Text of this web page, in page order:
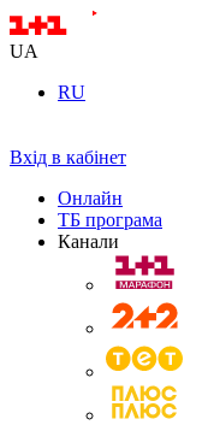
UA
RU
Вхід в кабінет
Онлайн
ТБ програма
Канали